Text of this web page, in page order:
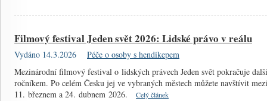
Filmový festival Jeden svět 2026: Lidské právo v reálu
Vydáno 14.3.2026
Péče o osoby s hendikepem
Mezinárodní filmový festival o lidských právech Jeden svět pokračuje
ročníkem. Po celém Česku jej ve vybraných městech můžete navštívit mezi
11. březnem a 24. dubnem 2026.
Celý článek